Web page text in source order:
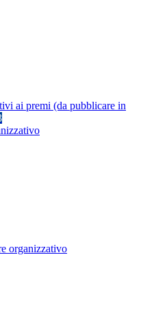
ai premi (da pubblicare in
organizzativo